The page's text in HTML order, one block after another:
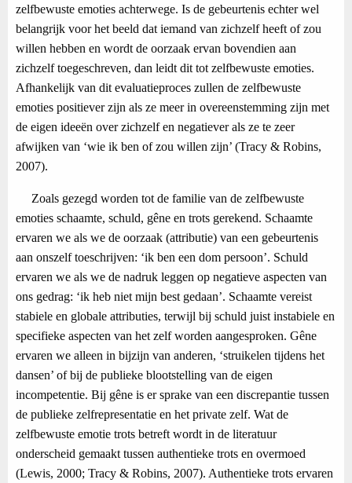
zelfbewuste emoties achterwege. Is de gebeurtenis echter wel
belangrijk voor het beeld dat iemand van zichzelf heeft of zou
willen hebben en wordt de oorzaak ervan bovendien aan
zichzelf toegeschreven, dan leidt dit tot zelfbewuste emoties.
Afhankelijk van dit evaluatieproces zullen de zelfbewuste
emoties positiever zijn als ze meer in overeenstemming zijn met
de eigen ideeën over zichzelf en negatiever als ze te zeer
afwijken van ‘wie ik ben of zou willen zijn’ (Tracy & Robins,
2007).
Zoals gezegd worden tot de familie van de zelfbewuste
emoties schaamte, schuld, gêne en trots gerekend. Schaamte
ervaren we als we de oorzaak (attributie) van een gebeurtenis
aan onszelf toeschrijven: ‘ik ben een dom persoon’. Schuld
ervaren we als we de nadruk leggen op negatieve aspecten van
ons gedrag: ‘ik heb niet mijn best gedaan’. Schaamte vereist
stabiele en globale attributies, terwijl bij schuld juist instabiele en
specifieke aspecten van het zelf worden aangesproken. Gêne
ervaren we alleen in bijzijn van anderen, ‘struikelen tijdens het
dansen’ of bij de publieke blootstelling van de eigen
incompetentie. Bij gêne is er sprake van een discrepantie tussen
de publieke zelfrepresentatie en het private zelf. Wat de
zelfbewuste emotie trots betreft wordt in de literatuur
onderscheid gemaakt tussen authentieke trots en overmoed
(Lewis, 2000; Tracy & Robins, 2007). Authentieke trots ervaren